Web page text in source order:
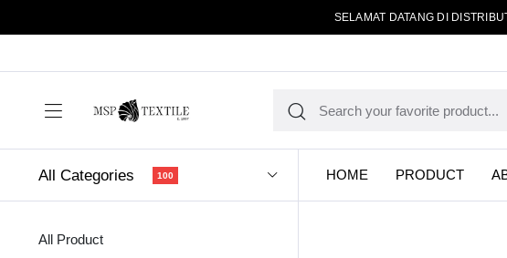
SELAMAT DATANG DI
All Categories 100
All Product
HOME PRODUCT